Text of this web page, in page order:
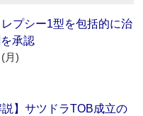
プシー1型を包括的に治
承認
月)
説】サツドラTOB成立の